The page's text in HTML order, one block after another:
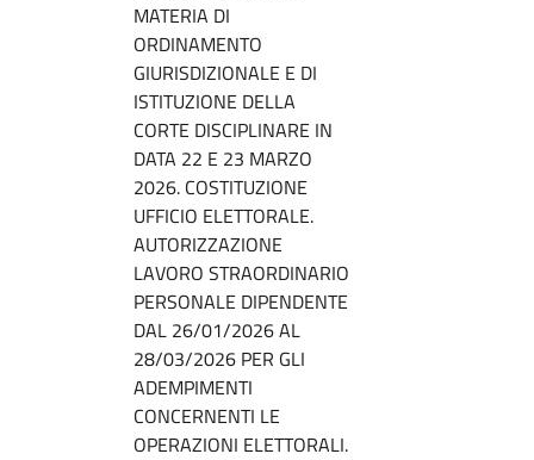
MATERIA DI
ORDINAMENTO
GIURISDIZIONALE E DI
ISTITUZIONE DELLA
CORTE DISCIPLINARE IN
DATA 22 E 23 MARZO
2026. COSTITUZIONE
UFFICIO ELETTORALE.
AUTORIZZAZIONE
LAVORO STRAORDINARIO
PERSONALE DIPENDENTE
DAL 26/01/2026 AL
28/03/2026 PER GLI
ADEMPIMENTI
CONCERNENTI LE
OPERAZIONI ELETTORALI.